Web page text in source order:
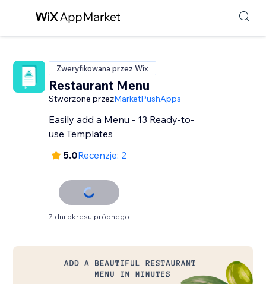
Zweryfikowana przez Wix
Restaurant Menu
Stworzone przezMarketPushApps
Easily add a Menu - 13 Ready-to-
use Templates
5.0Recenzje: 2
7 dni okresu próbnego